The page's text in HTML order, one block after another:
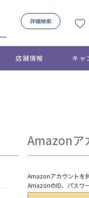
詳細検索
店舗情報 キャ
Amazonア
Amazonアカウントを
AmazonのID、パスワ